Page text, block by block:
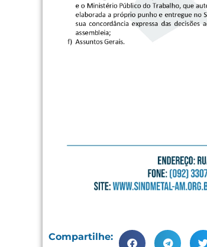
Compartilhe: